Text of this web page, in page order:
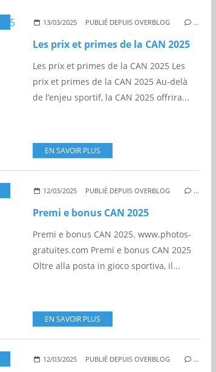
,FOOTBALL AFRIQUE,FIFA
13/03/2025 PUBLIÉ DEPUIS OVERBLOG …
Les prix et primes de la CAN 2025
Les prix et primes de la CAN 2025 Les
prix et primes de la CAN 2025 Au-delà
de l’enjeu sportif, la CAN 2025 offrira...
EN SAVOIR PLUS
FIFA 12/03/2025 PUBLIÉ DEPUIS OVERBLOG …
Premi e bonus CAN 2025
Premi e bonus CAN 2025. www.photos-
gratuites.com Premi e bonus CAN 2025
Oltre alla posta in gioco sportiva, il...
EN SAVOIR PLUS
SPORT BUSINESS FUTBALL,FIFA
12/03/2025 PUBLIÉ DEPUIS OVERBLOG …